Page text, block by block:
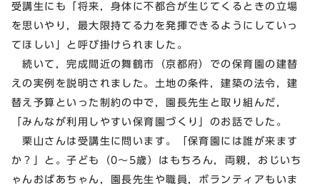
受講生にも「将来，身体に不都合が生じてくるときの立場
を思いやり，最大限持てる力を発揮できるようにしていっ
てほしい」と呼び掛けられました。
続いて，完成間近の舞鶴市（京都府）での保育園の建替
えの実例を説明されました。土地の条件，建築の法令，建
替え予算といった制約の中で，園長先生と取り組んだ，
「みんなが利用しやすい保育園づくり」のお話でした。
栗山さんは受講生に問います。「保育園には誰が来ます
か？」と。子ども（0～5歳）はもちろん，両親，おじいち
ゃんおばあちゃん，園長先生や職員，ボランティアもいま